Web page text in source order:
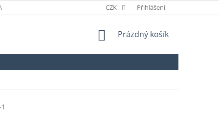
ZNAČKY ODSTOUPENÍ OD SMLOUVY
CZK Přihlášení
NÁKUPNÍ
Prázdný košík